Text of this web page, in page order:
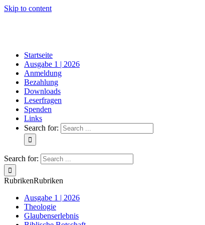
Skip to content
Startseite
Ausgabe 1 | 2026
Anmeldung
Bezahlung
Downloads
Leserfragen
Spenden
Links
Search for:
Search for:
RubrikenRubriken
Ausgabe 1 | 2026
Theologie
Glaubenserlebnis